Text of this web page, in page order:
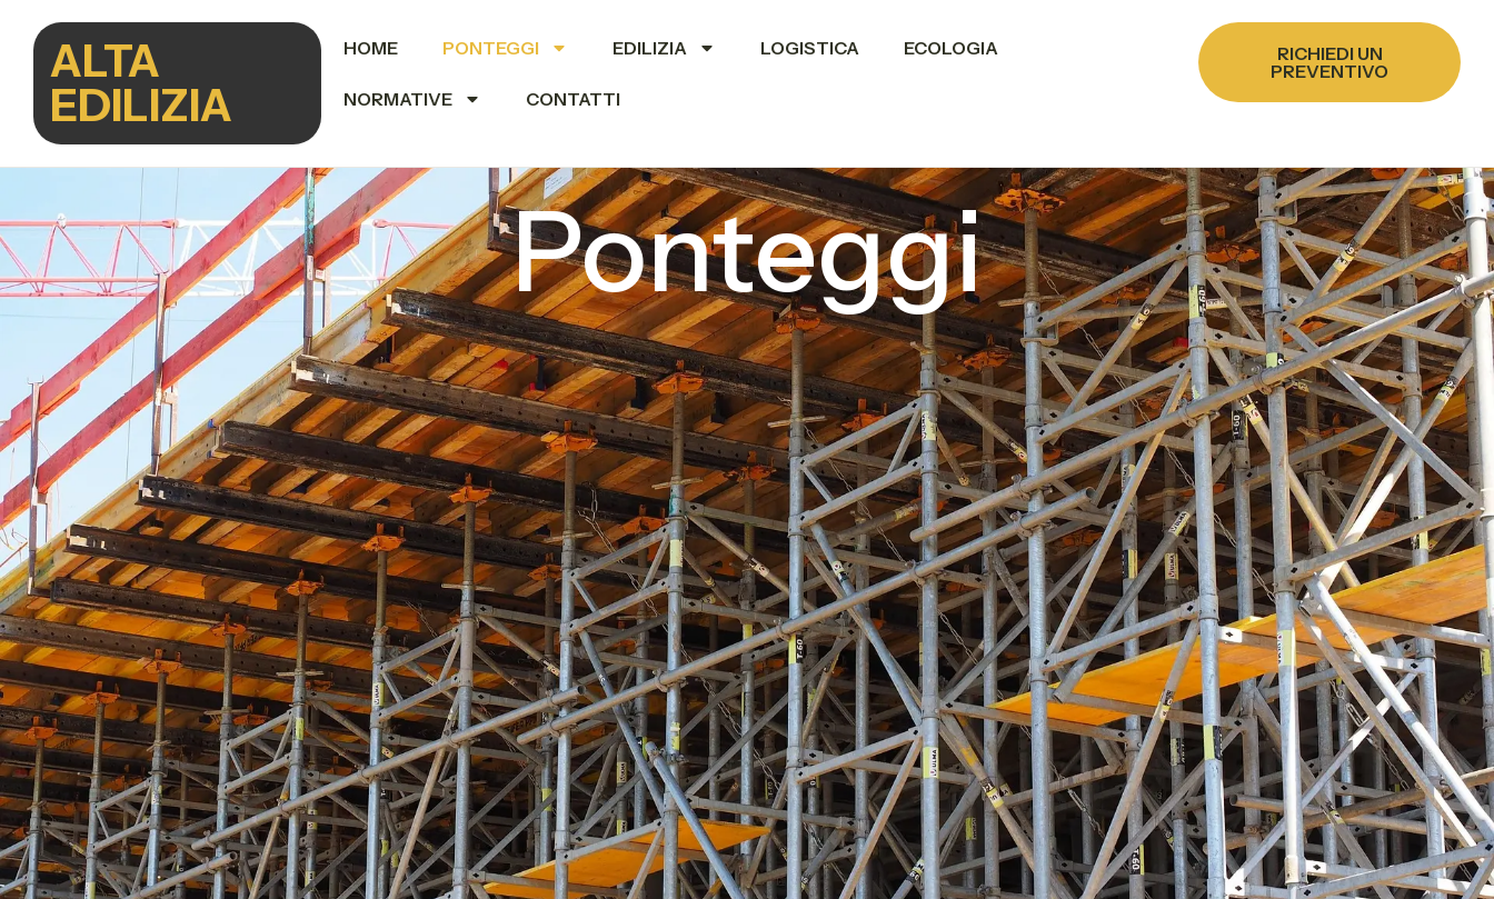
ALTA
EDILIZIA
HOME PONTEGGI EDILIZIA LOGISTICA ECOLOGIA
NORMATIVE CONTATTI
RICHIEDI UN
PREVENTIVO
Ponteggi